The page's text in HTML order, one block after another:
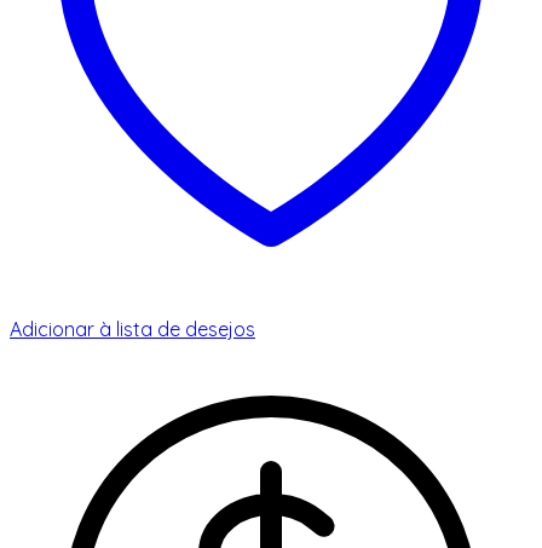
Adicionar à lista de desejos